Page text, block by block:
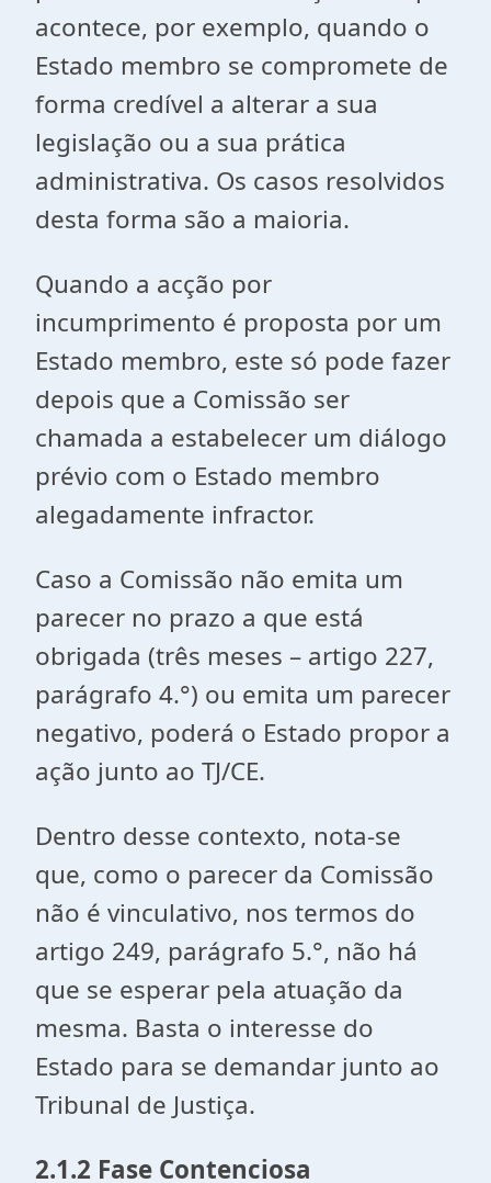
acontece, por exemplo, quando o
Estado membro se compromete de
forma credível a alterar a sua
legislação ou a sua prática
administrativa. Os casos resolvidos
desta forma são a maioria.
Quando a acção por
incumprimento é proposta por um
Estado membro, este só pode fazer
depois que a Comissão ser
chamada a estabelecer um diálogo
prévio com o Estado membro
alegadamente infractor.
Caso a Comissão não emita um
parecer no prazo a que está
obrigada (três meses – artigo 227,
parágrafo 4.°) ou emita um parecer
negativo, poderá o Estado propor a
ação junto ao TJ/CE.
Dentro desse contexto, nota-se
que, como o parecer da Comissão
não é vinculativo, nos termos do
artigo 249, parágrafo 5.°, não há
que se esperar pela atuação da
mesma. Basta o interesse do
Estado para se demandar junto ao
Tribunal de Justiça.
2.1.2 Fase Contenciosa